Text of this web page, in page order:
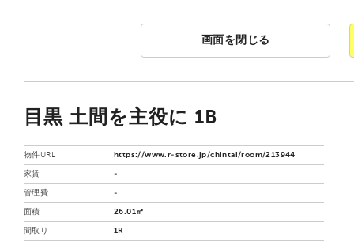
画面を閉じる
目黒 土間を主役に 1B
物件URL https://www.r-store.jp/chintai/room/213944
家賃 -
管理費 -
面積 26.01㎡
間取り 1R